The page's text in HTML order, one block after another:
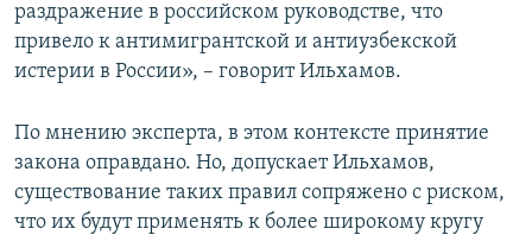
раздражение в российском руководстве, что
привело к антимигрантской и антиузбекской
истерии в России», – говорит Ильхамов.
По мнению эксперта, в этом контексте принятие
закона оправдано. Но, допускает Ильхамов,
существование таких правил сопряжено с риском,
что их будут применять к более широкому кругу